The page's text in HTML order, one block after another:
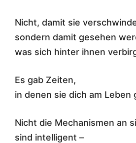
Nicht, damit sie
sondern damit gesehen
was sich hinter ihnen
Es gab Zeiten,
in denen sie dich am Leben
Nicht die Mechanismen an
sind intelligent –